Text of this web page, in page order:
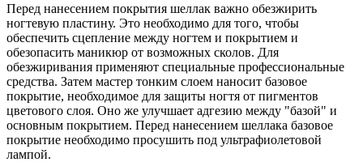
Перед нанесением покрытия шеллак важно обезжирить
ногтевую пластину. Это необходимо для того, чтобы
обеспечить сцепление между ногтем и покрытием и
обезопасить маникюр от возможных сколов. Для
обезжиривания применяют специальные профессиональные
средства. Затем мастер тонким слоем наносит базовое
покрытие, необходимое для защиты ногтя от пигментов
цветового слоя. Оно же улучшает адгезию между "базой" и
основным покрытием. Перед нанесением шеллака базовое
покрытие необходимо просушить под ультрафиолетовой
лампой.